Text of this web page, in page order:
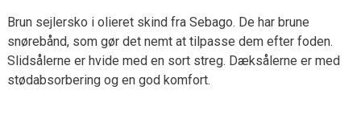
Brun sejlersko i olieret skind fra Sebago. De har brune
snørebånd, som gør det nemt at tilpasse dem efter foden.
Slidsålerne er hvide med en sort streg. Dæksålerne er med
stødabsorbering og en god komfort.